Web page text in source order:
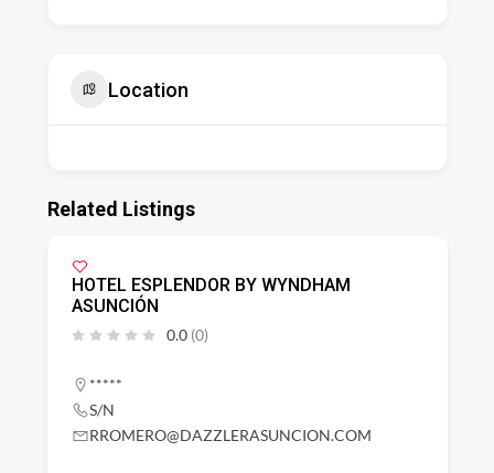
Location
Related Listings
HOTEL ESPLENDOR BY WYNDHAM
ASUNCIÓN
0.0 (0)
*****
S/N
RROMERO@DAZZLERASUNCION.COM